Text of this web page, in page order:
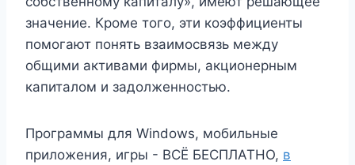
значение. Кроме того, эти коэффициенты
помогают понять взаимосвязь между
общими активами фирмы, акционерным
капиталом и задолженностью.
Программы для Windows, мобильные
приложения, игры - ВСЁ БЕСПЛАТНО, в